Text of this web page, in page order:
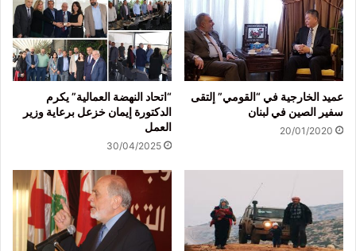
عميد الخارجية في “القومي” إلتقى
سفير الصين في لبنان
20/01/2020
“اتحاد النهضة العمالية” يكرم
الدكتورة إيمان خزعل برعاية وزير
العمل
30/04/2025